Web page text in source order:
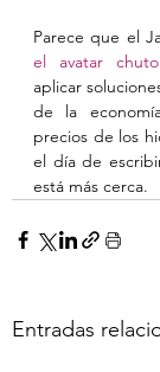
el avatar chuto
aplicar
de la
precios de los
el día de
está más cerca.
Entradas